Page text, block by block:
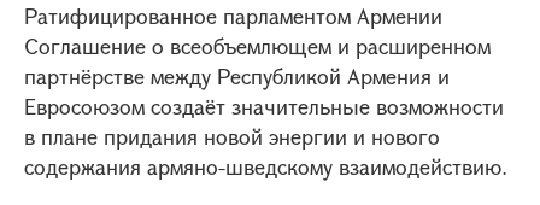
Ратифицированное парламентом Армении
Соглашение о всеобъемлющем и расширенном
партнёрстве между Республикой Армения и
Евросоюзом создаёт значительные возможности
в плане придания новой энергии и нового
содержания армяно-шведскому взаимодействию.